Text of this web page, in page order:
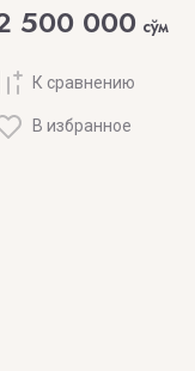
500 000 сўм
К сравнению
В избранное